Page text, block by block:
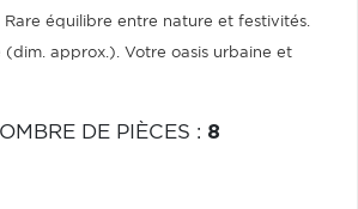
équilibre entre nature et festivités.
(dim. approx.). Votre oasis urbaine et
DE PIÈCES : 8